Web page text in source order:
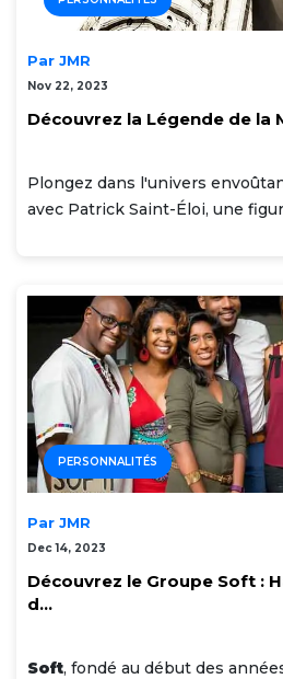
Par JMR
Nov 22, 2023
Découvrez la Légende de la
Plongez dans l'univers
avec Patrick Saint-Éloi, une
PERSONNALITÉS
Par JMR
Dec 14, 2023
Découvrez le Groupe Soft :
d...
Soft, fondé au début des